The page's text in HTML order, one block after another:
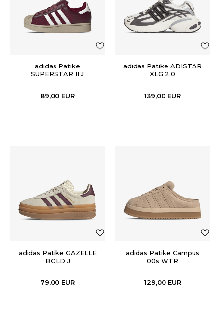
adidas Patike
SUPERSTAR II J
89,00 EUR
adidas Patike ADISTAR
XLG 2.0
139,00 EUR
adidas Patike GAZELLE
BOLD J
79,00 EUR
adidas Patike Campus
00s WTR
129,00 EUR